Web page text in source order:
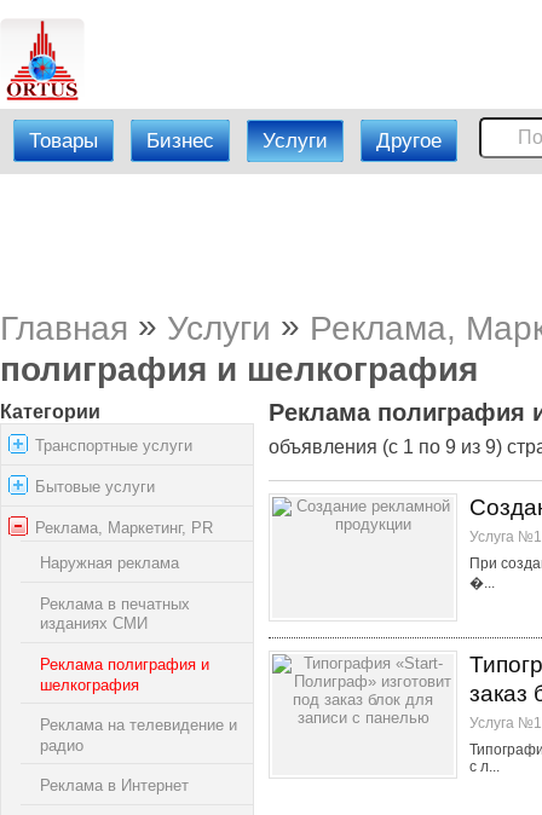
Товары Бизнес Услуги Другое
Главная » Услуги » Реклама,
полиграфия и шелкография
Категории
Транспортные услуги
Бытовые услуги
Реклама, Маркетинг, PR
Наружная реклама
Реклама в печатных
изданиях СМИ
Реклама полиграфия и
шелкография
Реклама на телевидение и
радио
Реклама в Интернет
Реклама полиграфия
объявления (с 1 по 9 из 9)
Услуга
При
�...
заказ
Услуга
с л...